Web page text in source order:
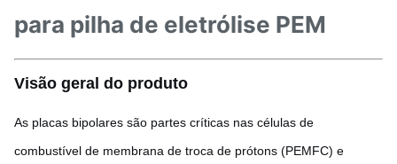
para pilha de eletrólise PEM
Visão geral do produto
As placas bipolares são partes críticas nas células de
combustível de membrana de troca de prótons (PEMFC) e